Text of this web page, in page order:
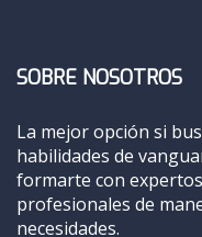
SOBRE NOSOTROS
La mejor opción si
habilidades de
formarte con
profesionales de
necesidades.